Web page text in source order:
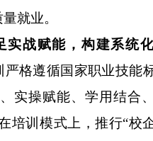
就业。
实战赋能 ，构建系统
严格遵循国家职业技能
实操赋能、学用结合
培训模式上，推行“校